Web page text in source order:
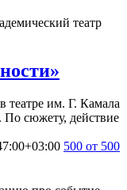
театр
театре им. Г. Камала
По сюжету, действие
500 от 500